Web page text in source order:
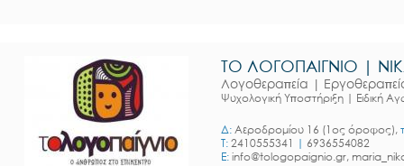
ΤΟ ΛΟΓΟΠΑΙΓΝΙΟ |
Λογοθεραπεία |
Ψυχολογική Υποστήριξη | Ειδική
Δ: Αεροδρομίου 16 (1ος όροφος),
T: 2410555341 | 6936554082
E: info@tologopaignio.gr,